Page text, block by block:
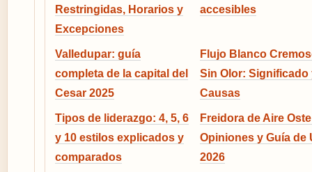
Restringidas, Horarios y
Excepciones
accesibles
Valledupar: guía
completa de la capital del
Cesar 2025
Flujo Blanco
Sin Olor: Significado
Causas
Tipos de liderazgo: 4, 5, 6
y 10 estilos explicados y
comparados
Freidora de Aire
Opiniones y Guía de
2026